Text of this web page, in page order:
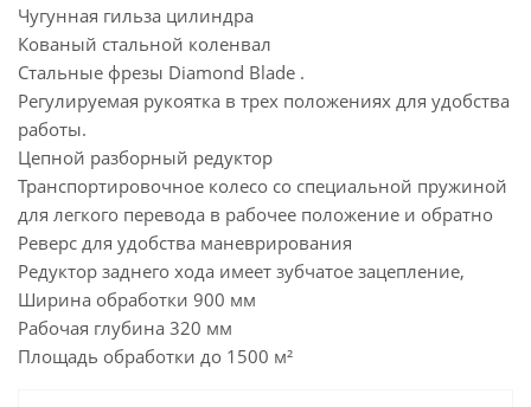
Чугунная гильза цилиндра
Кованый стальной коленвал
Стальные фрезы Diamond Blade .
Регулируемая рукоятка в трех положениях для удобства
работы.
Цепной разборный редуктор
Транспортировочное колесо со специальной пружиной
для легкого перевода в рабочее положение и обратно
Реверс для удобства маневрирования
Редуктор заднего хода имеет зубчатое зацепление,
Ширина обработки 900 мм
Рабочая глубина 320 мм
Площадь обработки до 1500 м²